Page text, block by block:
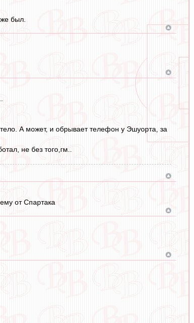
был.
А может, и обрывает телефон у Эшуорта, за
не без того,гм..
от Спартака